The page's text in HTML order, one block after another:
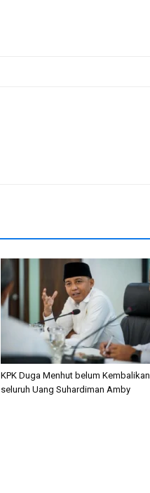
KPK Duga Menhut belum Kembalikan
seluruh Uang Suhardiman Amby